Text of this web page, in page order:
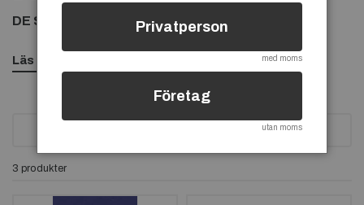
DE SOTO PINS, KÖP PIN MED DE SOTO PÅ
Läs mer
3 produkter
Privatperson
med moms
Företag
utan moms